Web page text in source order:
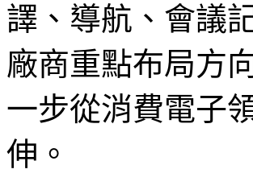
譯、導航、會議
廠商重點布局方
一步從消費電子
伸。